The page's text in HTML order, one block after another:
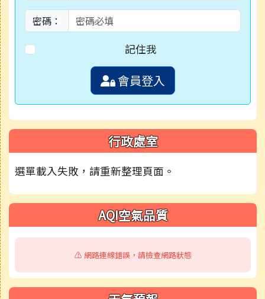
密碼：
記住我
會員登入
行政處室
選單載入失敗，請重新整理頁面。
AQI空氣品質
⚠️ 網路連線錯誤，請檢查網路狀態